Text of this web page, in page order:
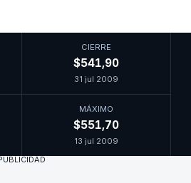
CIERRE
$541,90
31 jul 2009
MÁXIMO
$551,70
13 jul 2009